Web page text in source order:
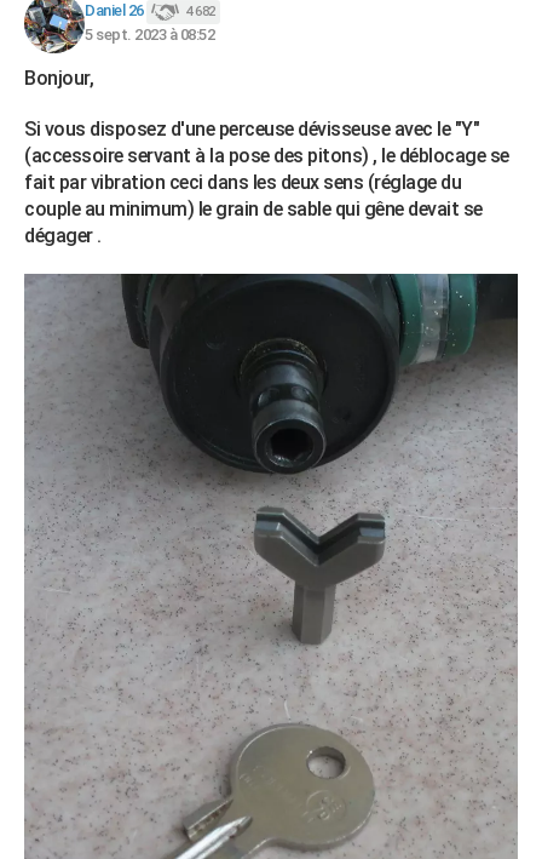
Daniel 26 4 682
5 sept. 2023 à 08:52
Bonjour,
Si vous disposez d'une perceuse dévisseuse avec le "Y"
(accessoire servant à la pose des pitons) , le déblocage se
fait par vibration ceci dans les deux sens (réglage du
couple au minimum) le grain de sable qui gêne devait se
dégager .